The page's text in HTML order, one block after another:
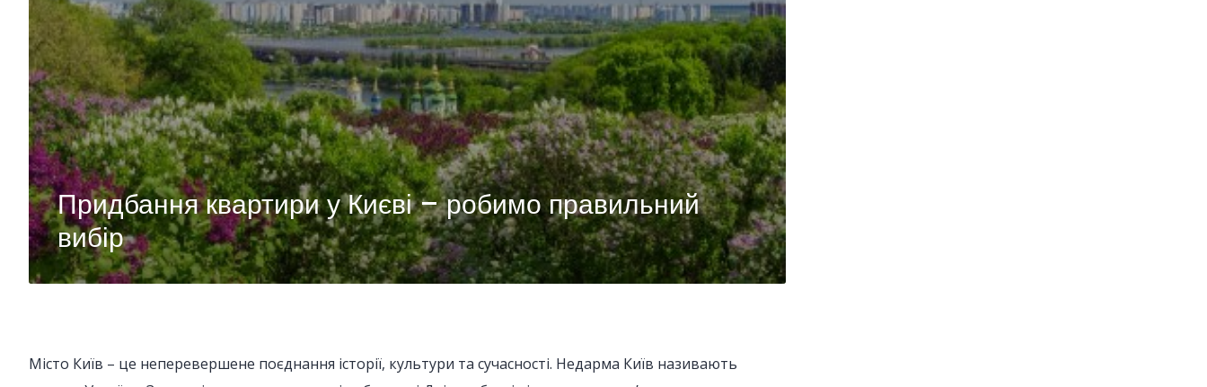
Придбання квартири у Києві – робимо правильний
вибір
Місто Київ – це неперевершене поєднання історії, культури та сучасності. Недарма Київ називають